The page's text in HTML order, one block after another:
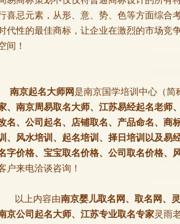
喜忌元素，从形、意、势、色等方面综合
代性的最佳商标，让企业在激烈的市场竞
间！
南京起名大师网是南京国学培训中心（简
、南京周易取名大师、江苏易经起名老师
名、公司起名、店铺取名、产品命名、商
、风水培训、起名培训、择日培训以及易
字价格、宝宝取名价格、公司取名价格、
户来电洽谈咨询！
以上内容由南京婴儿取名网、取名网、
京公司起名大师、江苏专业取名专家灵雨